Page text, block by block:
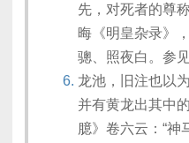
先，对死者的尊
晦《明皇杂录》
骢、照夜白。参
龙池，旧注也以
并有黄龙出其中
臆》卷六云：“